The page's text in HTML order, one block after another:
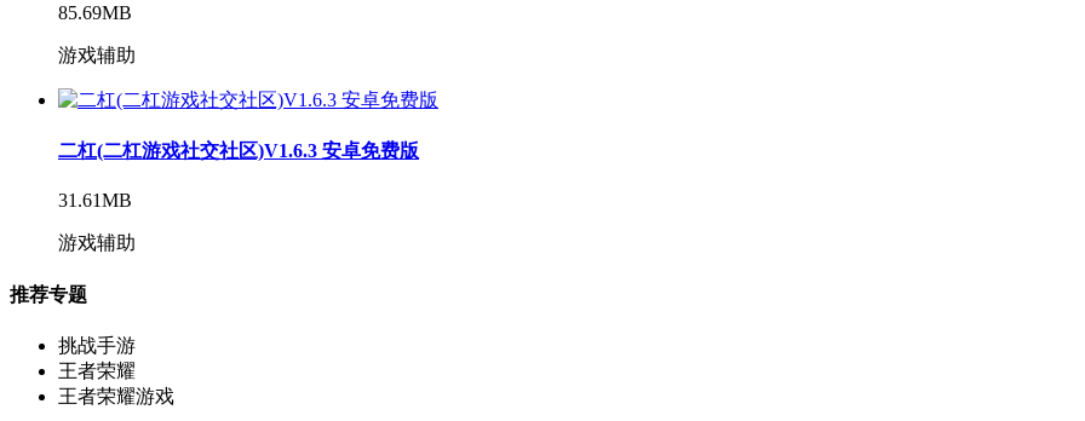
85.69MB
游戏辅助
二杠(二杠游戏社交社区)V1.6.3 安卓免费版
31.61MB
游戏辅助
推荐专题
挑战手游
王者荣耀
王者荣耀游戏